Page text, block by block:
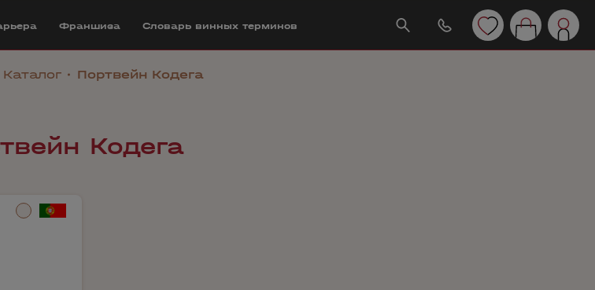
Франшиза Cловарь винных терминов
Каталог Портвейн Кодега
Кодега